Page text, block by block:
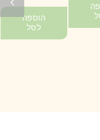
הוספה
לסל